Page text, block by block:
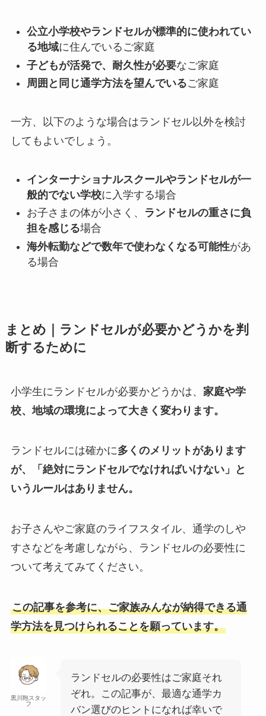
公立小学校やランドセルが標準的に使われてい
る地域に住んでいるご家庭
子どもが活発で、耐久性が必要なご家庭
周囲と同じ通学方法を望んでいるご家庭
一方、以下のような場合はランドセル以外を検討
してもよいでしょう。
インターナショナルスクールやランドセルが一
般的でない学校に入学する場合
お子さまの体が小さく、
ランドセルの重さに負
担を感じる場合
海外転勤などで数年で使わなくなる可能性があ
る場合
まとめ｜ランドセルが必要かどうかを判
断するために
小学生にランドセルが必要かどうかは、 家庭や学
校、地域の環境によって大きく変わります。
ランドセルには確かに多くのメリットがあります
が、「絶対にランドセルでなければいけない」と
いうルールはありません。
お子さんやご家庭のライフスタイル、通学のしや
すさなどを考慮しながら、ランドセルの必要性に
ついて考えてみてください。
この記事を参考に、ご家族みんなが納得できる通
学方法を見つけられることを願っています。
黒川鞄スタッ
フ
ランドセルの必要性はご家庭それ
ぞれ。この記事が、最適な通学カ
バン選びのヒントになれば幸いで